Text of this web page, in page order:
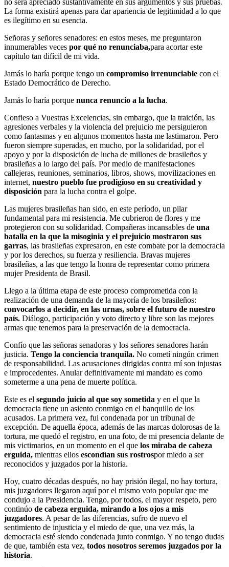
La forma existirá apenas para dar apariencia de legitimidad a lo que
es ilegítimo en su esencia.
Señoras y señores senadores: en estos meses, me preguntaron
innumerables veces por qué no renunciaba,para acortar este
capítulo tan difícil de mi vida.
Jamás lo haría porque tengo un compromiso irrenunciable con el
Estado Democrático de Derecho.
Jamás lo haría porque nunca renuncio a la lucha.
Confieso a Vuestras Excelencias, sin embargo, que la traición, las
agresiones verbales y la violencia del prejuicio me persiguieron
como fantasmas y en algunos momentos hasta me lastimaron. Pero
fueron siempre superadas, en mucho, por la solidaridad, por el
apoyo y por la disposición de lucha de millones de brasileños y
brasileñas a lo largo del país. Por medio de manifestaciones
callejeras, reuniones, seminarios, libros, shows, movilizaciones en
internet, nuestro pueblo fue prodigioso en su creatividad y
disposición para la lucha contra el golpe.
Las mujeres brasileñas han sido, en este período, un pilar
fundamental para mi resistencia. Me cubrieron de flores y me
protegieron con su solidaridad. Compañeras incansables de una
batalla en la que la misoginia y el prejuicio mostraron sus
garras, las brasileñas expresaron, en este combate por la democracia
y por los derechos, su fuerza y resiliencia. Bravas mujeres
brasileñas, a las que tengo la honra de representar como primera
mujer Presidenta de Brasil.
Llego a la última etapa de este proceso comprometida con la
realización de una demanda de la mayoría de los brasileños:
convocarlos a decidir, en las urnas, sobre el futuro de nuestro
país. Diálogo, participación y voto directo y libre son las mejores
armas que tenemos para la preservación de la democracia.
Confío que las señoras senadoras y los señores senadores harán
justicia. Tengo la conciencia tranquila. No cometí ningún crimen
de responsabilidad. Las acusaciones dirigidas contra mí son injustas
e improcedentes. Anular definitivamente mi mandato es como
someterme a una pena de muerte política.
Este es el segundo juicio al que soy sometida y en el que la
democracia tiene un asiento conmigo en el banquillo de los
acusados. La primera vez, fui condenada por un tribunal de
excepción. De aquella época, además de las marcas dolorosas de la
tortura, me quedó el registro, en una foto, de mi presencia delante de
mis victimarios, en un momento en el que los miraba de cabeza
erguida, mientras ellos escondían sus rostrospor miedo a ser
reconocidos y juzgados por la historia.
Hoy, cuatro décadas después, no hay prisión ilegal, no hay tortura,
mis juzgadores llegaron aquí por el mismo voto popular que me
condujo a la Presidencia. Tengo, por todos, el mayor respeto, pero
continúo de cabeza erguida, mirando a los ojos a mis
juzgadores. A pesar de las diferencias, sufro de nuevo el
sentimiento de injusticia y el miedo de que, una vez más, la
democracia esté siendo condenada junto conmigo. Y no tengo dudas
de que, también esta vez, todos nosotros seremos juzgados por la
historia.